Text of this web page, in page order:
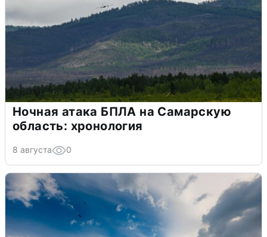
Ночная атака БПЛА на Самарскую
область: хронология
8 августа 0